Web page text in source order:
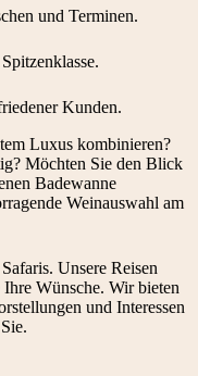
und Terminen.
Kunden.
Luxus kombinieren?
Möchten Sie den Blick
Badewanne
Weinauswahl am
Unsere Reisen
Wünsche. Wir bieten
und Interessen